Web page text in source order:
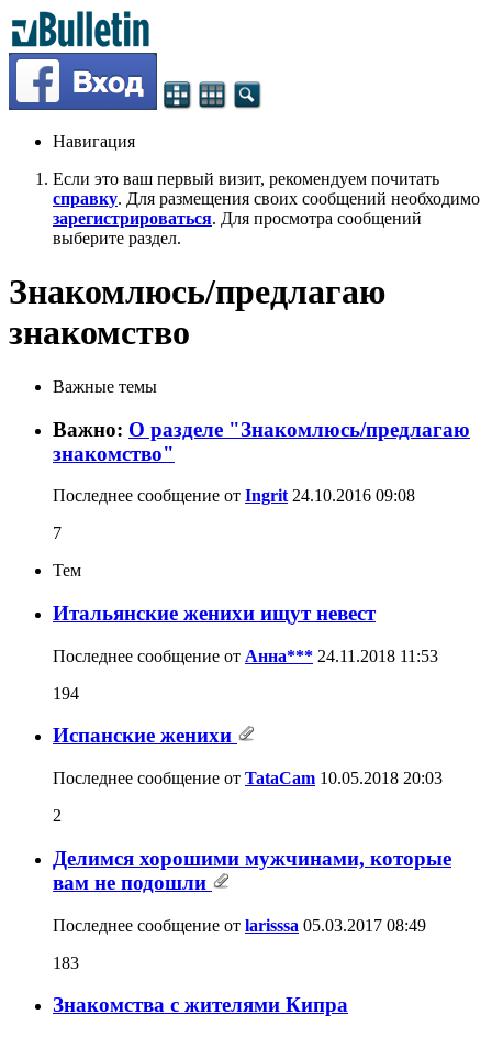
Навигация
Если это ваш первый визит, рекомендуем почитать
справку. Для размещения своих сообщений необходимо
зарегистрироваться. Для просмотра сообщений
выберите раздел.
Знакомлюсь/предлагаю
знакомство
Важные темы
Важно: О разделе "Знакомлюсь/предлагаю
знакомство"
Последнее сообщение от Ingrit 24.10.2016 09:08
7
Тем
Итальянские женихи ищут невест
Последнее сообщение от Анна*** 24.11.2018 11:53
194
Испанские женихи
Последнее сообщение от TataCam 10.05.2018 20:03
2
Делимся хорошими мужчинами, которые
вам не подошли
Последнее сообщение от larisssa 05.03.2017 08:49
183
Знакомства с жителями Кипра